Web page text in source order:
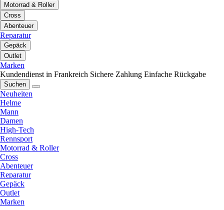
Motorrad & Roller
Cross
Abenteuer
Reparatur
Gepäck
Outlet
Marken
Kundendienst in Frankreich Sichere Zahlung Einfache Rückgabe
Suchen
Neuheiten
Helme
Mann
Damen
High-Tech
Rennsport
Motorrad & Roller
Cross
Abenteuer
Reparatur
Gepäck
Outlet
Marken